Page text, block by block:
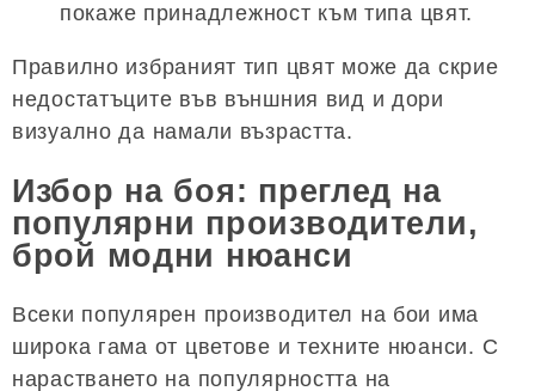
покаже принадлежност към типа цвят.
Правилно избраният тип цвят може да скрие
недостатъците във външния вид и дори
визуално да намали възрастта.
Избор на боя: преглед на
популярни производители,
брой модни нюанси
Всеки популярен производител на бои има
широка гама от цветове и техните нюанси. С
нарастването на популярността на